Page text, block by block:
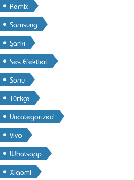
Remix
Samsung
Şarkı
Ses Efektleri
Sony
Türkçe
Uncategorized
Vivo
Whatsapp
Xiaomi